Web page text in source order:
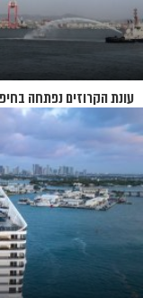
עונת הקרוזים נפתחה